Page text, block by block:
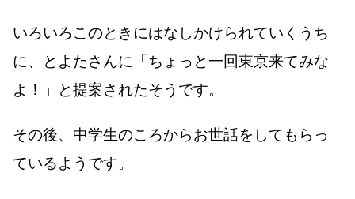
いろいろこのときにはなしかけられていくうち
に、とよたさんに「ちょっと一回東京来てみな
よ！」と提案されたそうです。
その後、中学生のころからお世話をしてもらっ
ているようです。